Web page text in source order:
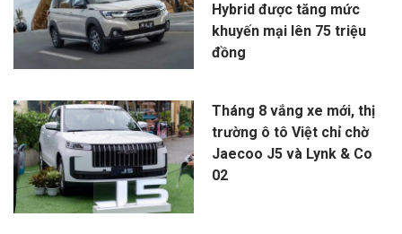
Hybrid được tăng mức
khuyến mại lên 75 triệu
đồng
Tháng 8 vắng xe mới, thị
trường ô tô Việt chỉ chờ
Jaecoo J5 và Lynk & Co
02